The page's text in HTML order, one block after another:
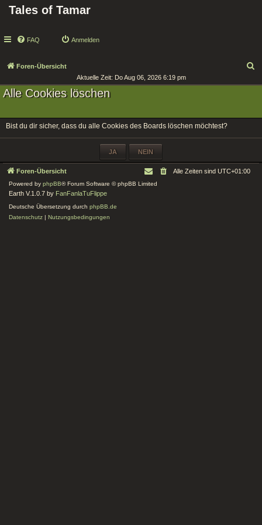
Tales of Tamar
FAQ Anmelden
Foren-Übersicht
Aktuelle Zeit: Do Aug 06, 2026 6:19 pm
Alle Cookies löschen
Bist du dir sicher, dass du alle Cookies des Boards löschen möchtest?
Foren-Übersicht Alle Zeiten sind UTC+01:00
Powered by phpBB® Forum Software © phpBB Limited
Earth V.1.0.7 by FanFanlaTuFlippe
Deutsche Übersetzung durch phpBB.de
Datenschutz | Nutzungsbedingungen